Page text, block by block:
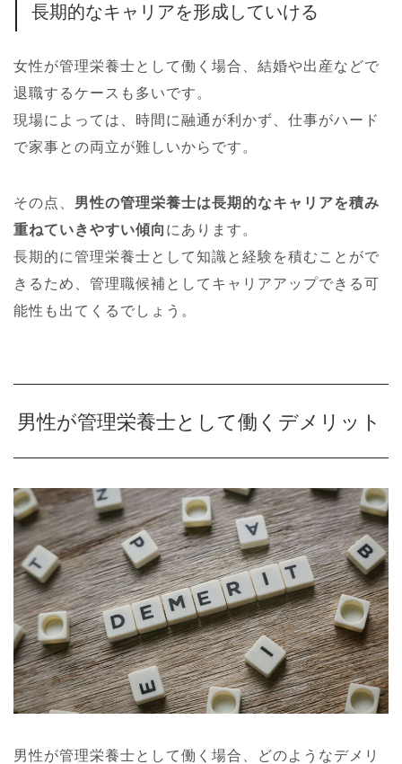
長期的なキャリアを形成していける
女性が管理栄養士として働く場合、結婚や出産などで
退職するケースも多いです。
現場によっては、時間に融通が利かず、仕事がハード
で家事との両立が難しいからです。
その点、 男性の管理栄養士は長期的なキャリアを積み
重ねていきやすい傾向 にあります。
長期的に管理栄養士として知識と経験を積むことがで
きるため、管理職候補としてキャリアアップできる可
能性も出てくるでしょう。
男性が管理栄養士として働くデメリット
男性が管理栄養士として働く場合、どのようなデメリ